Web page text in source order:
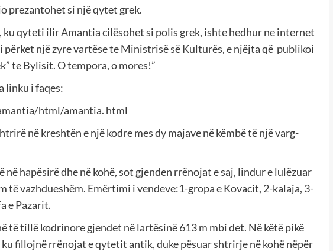
prezantohet si një qytet grek.
ku qyteti ilir Amantia cilësohet si polis grek, ishte hedhur ne internet
një zyre vartëse te Ministrisë së Kulturës, e njëjta që publikoi
te Bylisit. O tempora, o mores!”
linku i faqes:
html/amantia. html
në kreshtën e një kodre mes dy majave në këmbë të një varg-
hapësirë dhe në kohë, sot gjenden rrënojat e saj, lindur e lulëzuar
të vazhdueshëm. Emërtimi i vendeve:1-gropa e Kovacit, 2-kalaja, 3-
e Pazarit.
të tillë kodrinore gjendet në lartësinë 613 m mbi det. Në këtë pikë
fillojnë rrënojat e qytetit antik, duke pësuar shtrirje në kohë nëpër